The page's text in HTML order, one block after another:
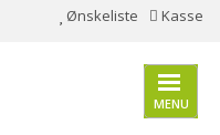
Ønskeliste Kasse
MENU